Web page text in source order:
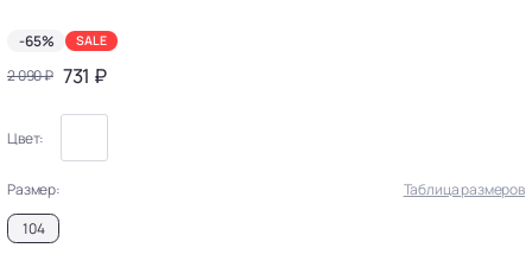
-65% SALE
2 090 ₽ 731 ₽
Цвет:
Размер:
Таблица размеров
104